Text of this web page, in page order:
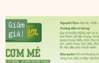
Giảm
giá!